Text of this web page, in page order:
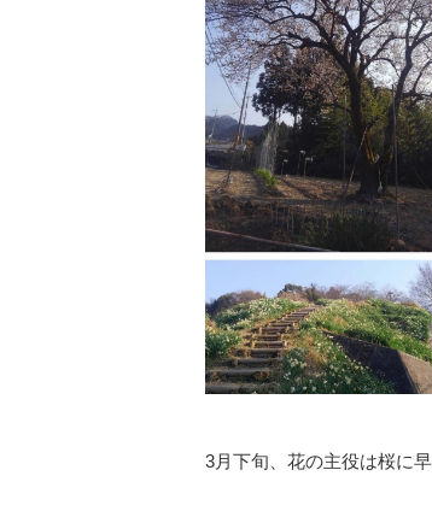
3月下旬、花の主役は桜に早